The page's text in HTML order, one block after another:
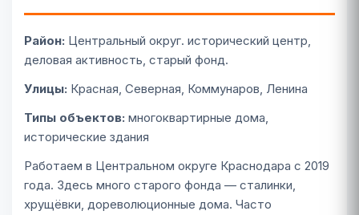
Район: Центральный округ. исторический центр,
деловая активность, старый фонд.
Улицы: Красная, Северная, Коммунаров, Ленина
Типы объектов: многоквартирные дома,
исторические здания
Работаем в Центральном округе Краснодара с 2019
года. Здесь много старого фонда — сталинки,
хрущёвки, дореволюционные дома. Часто